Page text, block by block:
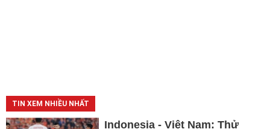
TIN XEM NHIỀU NHẤT
Indonesia - Việt Nam: Thử